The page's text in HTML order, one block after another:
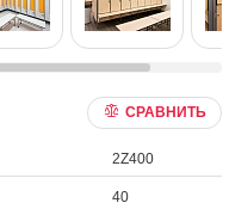
СРАВНИТЬ
2Z400
40